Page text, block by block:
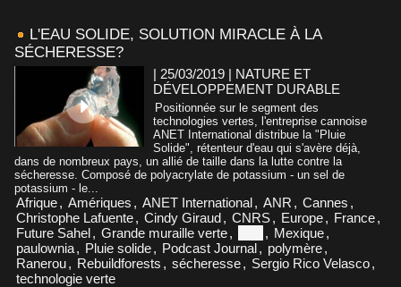
L'EAU SOLIDE, SOLUTION MIRACLE À LA
SÉCHERESSE?
| 25/03/2019 | NATURE ET
DÉVELOPPEMENT DURABLE
Positionnée sur le segment des
technologies vertes, l'entreprise cannoise
ANET International distribue la "Pluie
Solide", rétenteur d'eau qui s'avère déjà,
dans de nombreux pays, un allié de taille dans la lutte contre la
sécheresse. Composé de polyacrylate de potassium - un sel de
potassium - le...
Afrique, Amériques , ANET International, ANR , Cannes ,
Christophe Lafuente, Cindy Giraud, CNRS, Europe, France,
Future Sahel, Grande muraille verte, , Mexique,
paulownia, Pluie solide, Podcast Journal, polymère,
Ranerou, Rebuildforests , sécheresse, Sergio Rico Velasco,
technologie verte